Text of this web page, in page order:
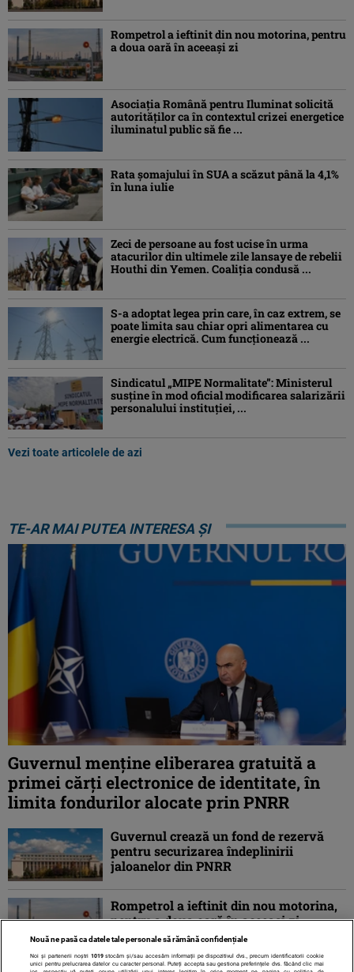
Rompetrol a ieftinit din nou motorina, pentru
a doua oară în aceeași zi
Asociaţia Română pentru Iluminat solicită
autorităților ca în contextul crizei energetice
iluminatul public să fie ...
Rata șomajului în SUA a scăzut până la 4,1%
în luna iulie
Zeci de persoane au fost ucise în urma
atacurilor din ultimele zile lansaye de rebelii
Houthi din Yemen. Coaliția condusă ...
S-a adoptat legea prin care, în caz extrem, se
poate limita sau chiar opri alimentarea cu
energie electrică. Cum funcționează ...
Sindicatul „MIPE Normalitate”: Ministerul
susține în mod oficial modificarea salarizării
personalului instituției, ...
Vezi toate articolele de azi
TE-AR MAI PUTEA INTERESA ȘI
Guvernul menține eliberarea gratuită a
primei cărţi electronice de identitate, în
limita fondurilor alocate prin PNRR
Guvernul crează un fond de rezervă
pentru securizarea îndeplinirii
jaloanelor din PNRR
Rompetrol a ieftinit din nou motorina,
pentru a doua oară în aceeași zi
Nouă ne pasă ca datele tale personale să rămână confidențiale
Noi și partenerii noștri 1019stocăm și/sau accesăm informații pe dispozitivul dvs., precum identificatorii cookie
unici pentru prelucrarea datelor cu caracter personal. Puteți accepta sau gestiona preferințele dvs. făcând clic mai